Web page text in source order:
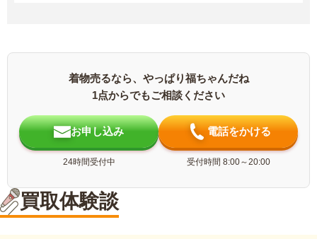
着物売るなら、やっぱり福ちゃんだね
1点からでもご相談ください
お申し込み
24時間受付中
電話をかける
受付時間 8:00～20:00
買取体験談